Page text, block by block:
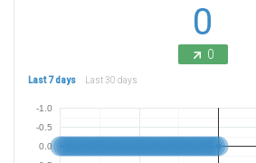
0
0
Last 7 days Last 30 days
-1.0
-0.5
0.0